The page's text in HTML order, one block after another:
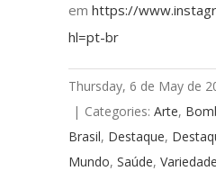
emhttps://
hl=pt-br
Thursday, 6 de May de
| Categories:Arte,
Brasil, Destaque,
Mundo,Saúde,